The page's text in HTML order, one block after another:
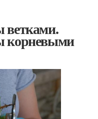
ветками.
корневыми